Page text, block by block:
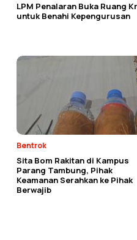
LPM Penalaran Buka Ruang
untuk Benahi Kepengurusan
Bentrok
Sita Bom Rakitan di Kampus
Parang Tambung, Pihak
Keamanan Serahkan ke Pihak
Berwajib